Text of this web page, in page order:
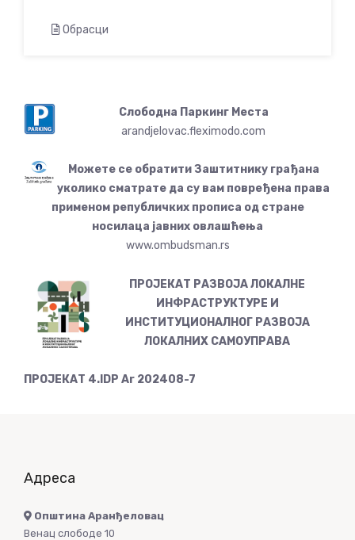
Обрасци
Слободна Паркинг Места
arandjelovac.fleximodo.com
Можете се обратити Заштитнику грађана
уколико сматрате да су вам повређена права
применом републичких прописа од стране
носилаца јавних овлашћења
www.ombudsman.rs
ПРОЈЕКАТ РАЗВОЈА ЛОКАЛНЕ
ИНФРАСТРУКТУРЕ И
ИНСТИТУЦИОНАЛНОГ РАЗВОЈА
ЛОКАЛНИХ САМОУПРАВА
ПРОЈЕКАТ 4.IDP Ar 202408-7
Адреса
Општина Аранђеловац
Венац слободе 10